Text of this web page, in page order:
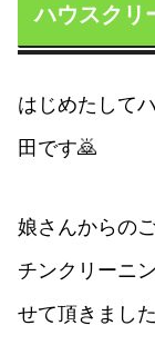
ハウスクリ
はじめたして
田です🙇
娘さんからの
チンクリーニ
せて頂きまし